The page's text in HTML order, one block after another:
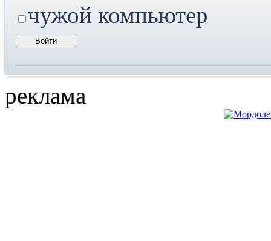
чужой компьютер
реклама